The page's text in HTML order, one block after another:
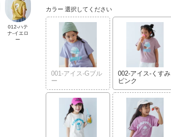
012-ハテ
ナ-イエロ
ー
カラー 選択してください
001-アイス-Gブル
ー
002-アイス-くすみ
ピンク